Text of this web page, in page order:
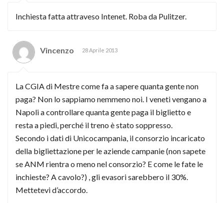
Inchiesta fatta attraveso Intenet. Roba da Pulitzer.
Vincenzo 28 Aprile 2013
La CGIA di Mestre come fa a sapere quanta gente non
paga? Non lo sappiamo nemmeno noi. I veneti vengano a
Napoli a controllare quanta gente paga il biglietto e
resta a piedi, perché il treno è stato soppresso.
Secondo i dati di Unicocampania, il consorzio incaricato
della bigliettazione per le aziende campanie (non sapete
se ANM rientra o meno nel consorzio? E come le fate le
inchieste? A cavolo?) , gli evasori sarebbero il 30%.
Mettetevi d’accordo.